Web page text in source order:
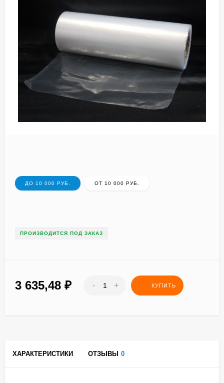
ДО 10 000 РУБ. ОТ 10 000 РУБ.
ПРОИЗВОДИТСЯ ПОД ЗАКАЗ
3 635,48 - + КУПИТЬ
ХАРАКТЕРИСТИКИ ОТЗЫВЫ 0